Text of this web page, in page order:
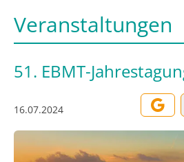
Veranstaltungen
51. EBMT-
16.07.2024